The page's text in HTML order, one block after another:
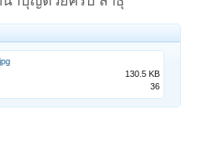
130.5 KB
36